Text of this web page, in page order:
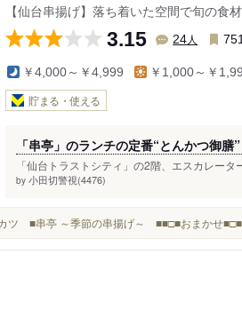
広瀬通駅
【仙台串揚げ】落ち着いた空間で旬の食
3.15 24人
￥4,000～￥4,999 ￥1,000～￥
貯まる・使える
「串亭」のランチの定番“とんかつ御膳
「仙台トラストシティ」の2階、エスカレー
by 小田切警視(4476)
■串亭 ～季節の串揚げ～ ■■□■おまかせ■□■